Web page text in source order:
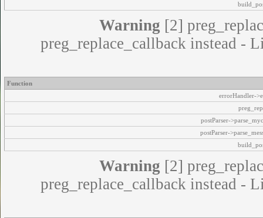
Warning [2]
preg_replace_callback instead -
Function
errorHandler-
postParser-
postParser-
Warning [2]
preg_replace_callback instead -